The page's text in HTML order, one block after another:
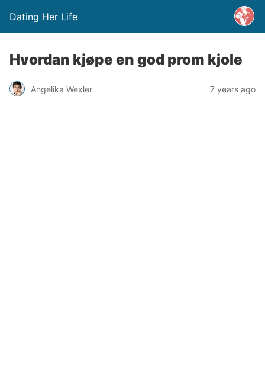
Dating Her Life
Hvordan kjøpe en god prom kjole
Angelika Wexler 7 years ago